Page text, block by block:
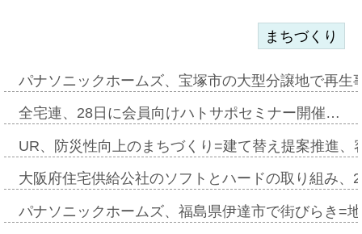
まちづくり
パナソニックホームズ、宝塚市の大型分譲地で再
全宅連、28日に会員向けハトサポセミナー開催…
UR、防災性向上のまちづくり=建て替え提案推進
大阪府住宅供給公社のソフトとハードの取り組み
パナソニックホームズ、福島県伊達市で街びらき=